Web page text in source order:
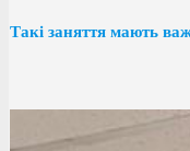
Такі заняття мають